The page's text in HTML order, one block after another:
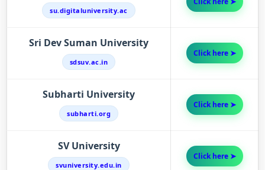
su.digitaluniversity.ac
Sri Dev Suman University
sdsuv.ac.in
Click here ➤
Subharti University
subharti.org
Click here ➤
SV University
svuniversity.edu.in
Click here ➤